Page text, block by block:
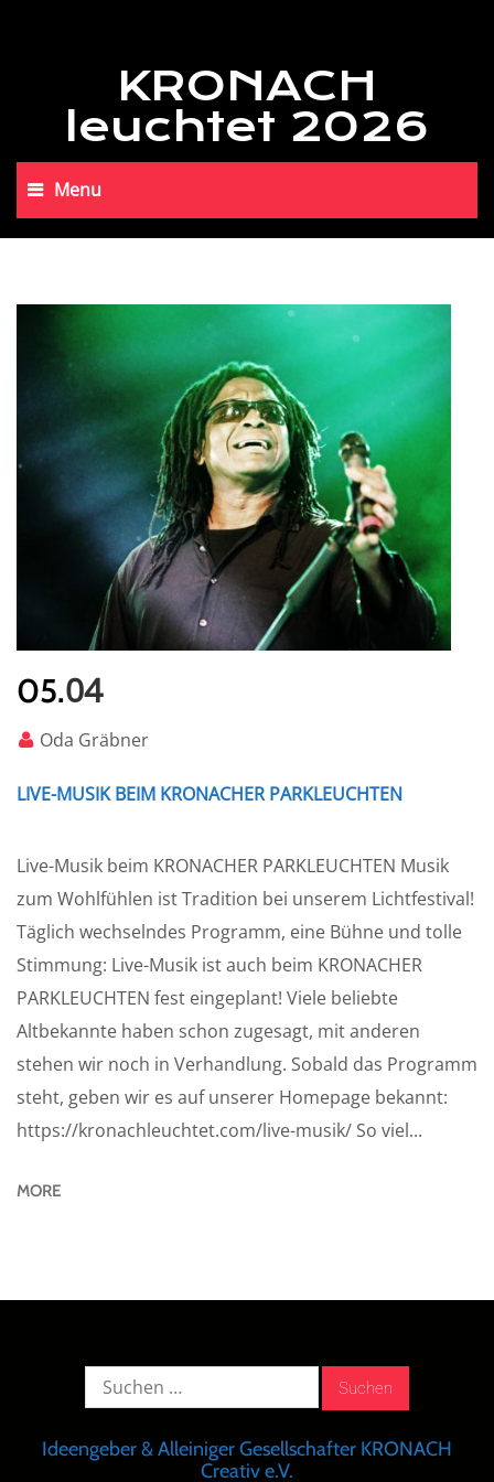
KRONACH
leuchtet 2026
Menu
05.04
Oda Gräbner
LIVE-MUSIK BEIM KRONACHER PARKLEUCHTEN
Live-Musik beim KRONACHER PARKLEUCHTEN Musik
zum Wohlfühlen ist Tradition bei unserem Lichtfestival!
Täglich wechselndes Programm, eine Bühne und tolle
Stimmung: Live-Musik ist auch beim KRONACHER
PARKLEUCHTEN fest eingeplant! Viele beliebte
Altbekannte haben schon zugesagt, mit anderen
stehen wir noch in Verhandlung. Sobald das Programm
steht, geben wir es auf unserer Homepage bekannt:
https://kronachleuchtet.com/live-musik/ So viel...
MORE
Suche
Ideengeber & Alleiniger Gesellschafter KRONACH
Creativ e.V.